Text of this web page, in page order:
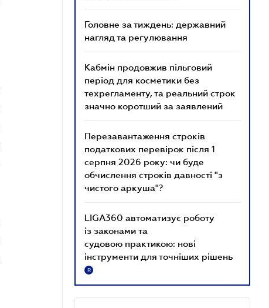
Головне за тиждень: державний
нагляд та регулювання
Кабмін продовжив пільговий
період для косметики без
техрегламенту, та реальний строк
значно коротший за заявлений
Перезавантаження строків
податкових перевірок після 1
серпня 2026 року: чи буде
обчислення строків давності "з
чистого аркуша"?
LIGA360 автоматизує роботу
із законами та
судовою практикою: нові
інструменти для точніших рішень
R